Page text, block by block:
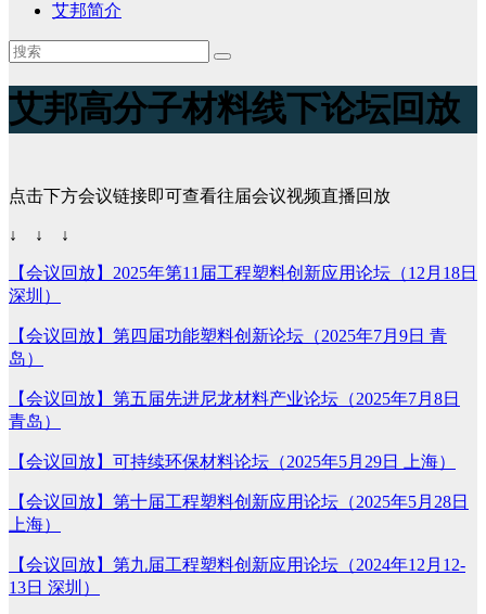
艾邦简介
艾邦高分子材料线下论坛回放
点击下方会议链接即可查看往届会议视频直播回放
↓ ↓ ↓
【会议回放】2025年第11届工程塑料创新应用论坛（12月18日
深圳）
【会议回放】第四届功能塑料创新论坛（2025年7月9日 青
岛）
【会议回放】第五届先进尼龙材料产业论坛（2025年7月8日
青岛）
【会议回放】可持续环保材料论坛（2025年5月29日 上海）
【会议回放】第十届工程塑料创新应用论坛（2025年5月28日
上海）
【会议回放】第九届工程塑料创新应用论坛（2024年12月12-
13日 深圳）